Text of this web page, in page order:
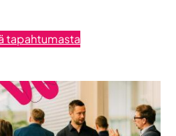
tapahtumasta